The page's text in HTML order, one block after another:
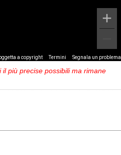
a copyright Termini Segnala un problema
più precise possibili ma rimane